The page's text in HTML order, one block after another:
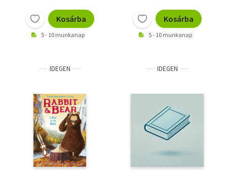
Kosárba
5 - 10 munkanap
Kosárba
5 - 10 munkanap
IDEGEN IDEGEN